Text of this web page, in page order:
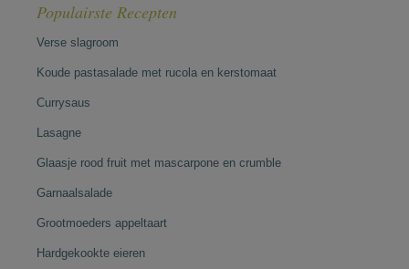
Populairste Recepten
Verse slagroom
Koude pastasalade met rucola en kerstomaat
Currysaus
Lasagne
Glaasje rood fruit met mascarpone en crumble
Garnaalsalade
Grootmoeders appeltaart
Hardgekookte eieren